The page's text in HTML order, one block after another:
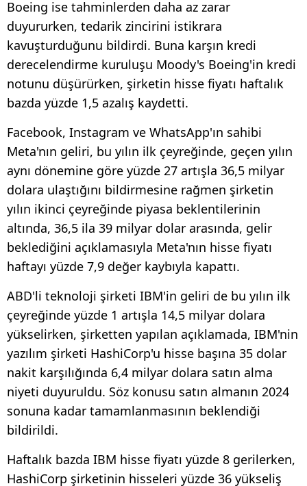
Boeing ise tahminlerden daha az zarar
duyururken, tedarik zincirini istikrara
kavuşturduğunu bildirdi. Buna karşın kredi
derecelendirme kuruluşu Moody's Boeing'in kredi
notunu düşürürken, şirketin hisse fiyatı haftalık
bazda yüzde 1,5 azalış kaydetti.
Facebook, Instagram ve WhatsApp'ın sahibi
Meta'nın geliri, bu yılın ilk çeyreğinde, geçen yılın
aynı dönemine göre yüzde 27 artışla 36,5 milyar
dolara ulaştığını bildirmesine rağmen şirketin
yılın ikinci çeyreğinde piyasa beklentilerinin
altında, 36,5 ila 39 milyar dolar arasında, gelir
beklediğini açıklamasıyla Meta'nın hisse fiyatı
haftayı yüzde 7,9 değer kaybıyla kapattı.
ABD'li teknoloji şirketi IBM'in geliri de bu yılın ilk
çeyreğinde yüzde 1 artışla 14,5 milyar dolara
yükselirken, şirketten yapılan açıklamada, IBM'nin
yazılım şirketi HashiCorp'u hisse başına 35 dolar
nakit karşılığında 6,4 milyar dolara satın alma
niyeti duyuruldu. Söz konusu satın almanın 2024
sonuna kadar tamamlanmasının beklendiği
bildirildi.
Haftalık bazda IBM hisse fiyatı yüzde 8 gerilerken,
HashiCorp şirketinin hisseleri yüzde 36 yükseliş